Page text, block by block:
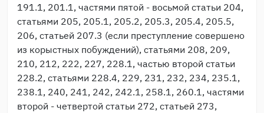
191.1, 201.1, частями пятой - восьмой статьи 204,
статьями 205, 205.1, 205.2, 205.3, 205.4, 205.5,
206, статьей 207.3 (если преступление совершено
из корыстных побуждений), статьями 208, 209,
210, 212, 222, 227, 228.1, частью второй статьи
228.2, статьями 228.4, 229, 231, 232, 234, 235.1,
238.1, 240, 241, 242, 242.1, 258.1, 260.1, частями
второй - четвертой статьи 272, статьей 273,